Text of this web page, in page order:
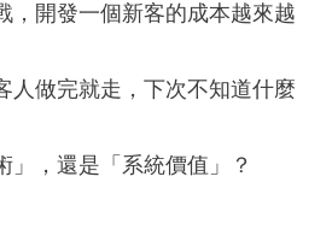
，開發一個新客的成本越來越
人做完就走，下次不知道什麼
」，還是「系統價值」？